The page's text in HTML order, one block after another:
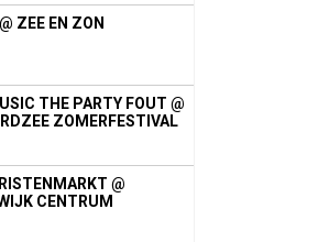
ZEE EN ZON
THE PARTY FOUT @
ZOMERFESTIVAL
@
CENTRUM